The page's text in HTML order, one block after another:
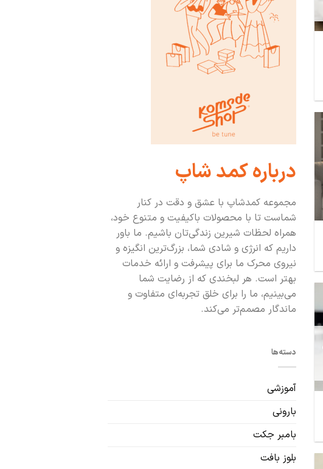
درباره کمد شاپ
مجموعه کمدشاپ با عشق و دقت در کنار
شماست تا با محصولات باکیفیت و متنوع خود،
همراه لحظات شیرین زندگی‌تان باشیم. ما باور
داریم که انرژی و شادی شما، بزرگ‌ترین انگیزه و
نیروی محرک ما برای پیشرفت و ارائه خدمات
بهتر است. هر لبخندی که از رضایت شما
می‌بینیم، ما را برای خلق تجربه‌ای متفاوت و
ماندگار مصمم‌تر می‌کند.
دسته‌ها
آموزشی
بارونی
بامبر جکت
بلوز بافت